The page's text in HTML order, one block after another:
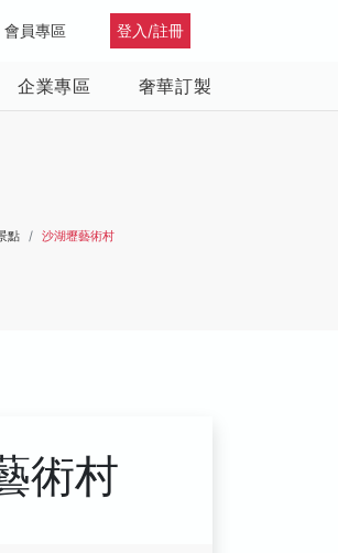
登入/註冊
會員專區
企業專區 奢華訂製
點 沙湖壢藝術村
術村